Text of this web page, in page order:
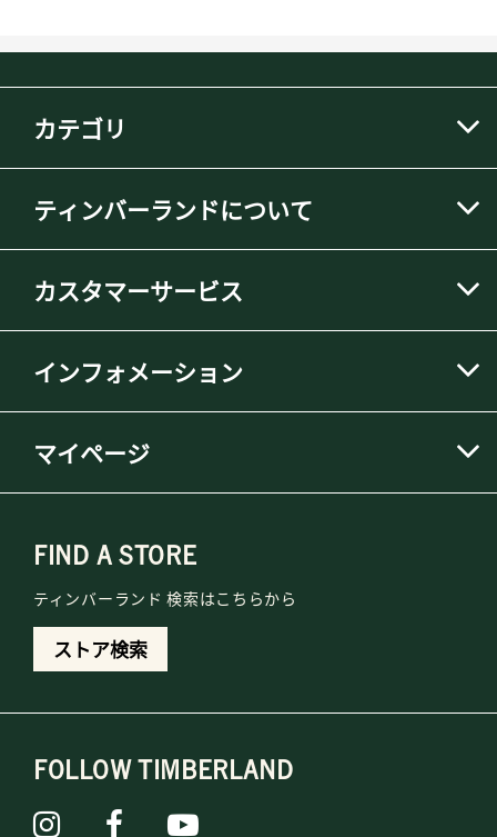
カテゴリ
ティンバーランドについて
カスタマーサービス
インフォメーション
マイページ
FIND A STORE
ティンバーランド 検索はこちらから
ストア検索
FOLLOW TIMBERLAND